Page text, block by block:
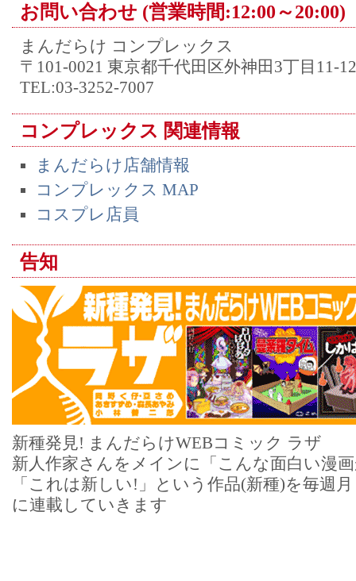
お問い合わせ (営業時間:12:00～20:00)
まんだらけ コンプレックス
〒101-0021 東京都千代田区外神田3丁目11-12
TEL:03-3252-7007
コンプレックス 関連情報
まんだらけ店舗情報
コンプレックス MAP
コスプレ店員
告知
新種発見! まんだらけWEBコミック ラザ
新人作家さんをメインに「こんな面白い漫
「これは新しい!」という作品(新種)を毎週
に連載していきます